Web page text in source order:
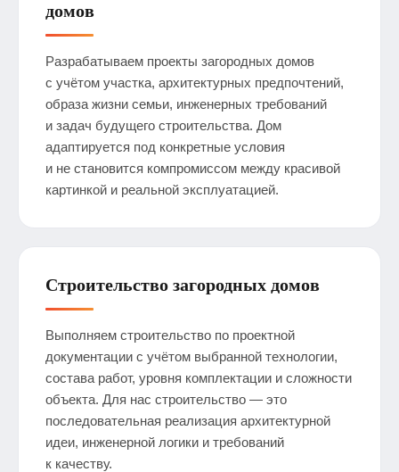
домов
Разрабатываем проекты загородных домов
с учётом участка, архитектурных предпочтений,
образа жизни семьи, инженерных требований
и задач будущего строительства. Дом
адаптируется под конкретные условия
и не становится компромиссом между красивой
картинкой и реальной эксплуатацией.
Строительство загородных домов
Выполняем строительство по проектной
документации с учётом выбранной технологии,
состава работ, уровня комплектации и сложности
объекта. Для нас строительство — это
последовательная реализация архитектурной
идеи, инженерной логики и требований
к качеству.